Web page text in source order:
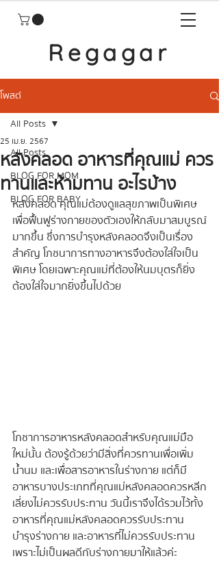
Regagar
โพสต์
All Posts
BLOG FOR MOM
BLOG FOR BABY
All Posts
หลังคลอด อาหารที่คุณแม่ ควร
ทานและห้ามทาน อะไรบ้าง
25 เม.ย. 2567
หลังคลอด คุณแม่ต้องดูแลสุขภาพเป็นพิเศษ
เพื่อฟื้นฟูร่างกายของตัวเองให้กลับมาสมบูรณ์
มากขึ้น ซึ่งการบำรุงหลังคลอดจึงเป็นเรื่อง
สำคัญ โภชนาการทางอาหารจึงต้องใส่ใจเป็น
พิเศษ โดยเฉพาะคุณแม่ที่ต้องให้นมบุตรก็ยิ่ง
ต้องใส่ใจมากยิ่งขึ้นไปด้วย
โภชาการอาหารหลังคลอดสำหรับคุณแม่มือ
ใหม่นั้น ต้องรู้ด้วยว่ามีสิ่งที่ควรทานเพื่อเพิ่ม
น้ำนม และเพื่อสารอาหารในร่างกาย แต่ก็มี
อาหารบางประเภทที่คุณแม่หลังคลอดควรหลีก
เลี่ยงไม่ควรรับประทาน วันนี้เราจึงได้รวมไว้ทั้ง
อาหารที่คุณแม่หลังคลอดควรรับประทาน
บำรุงร่างกาย และอาหารที่ไม่ควรรับประทาน
เพราะไม่เป็นผลดีกับร่างกายมาให้แล้วค่ะ